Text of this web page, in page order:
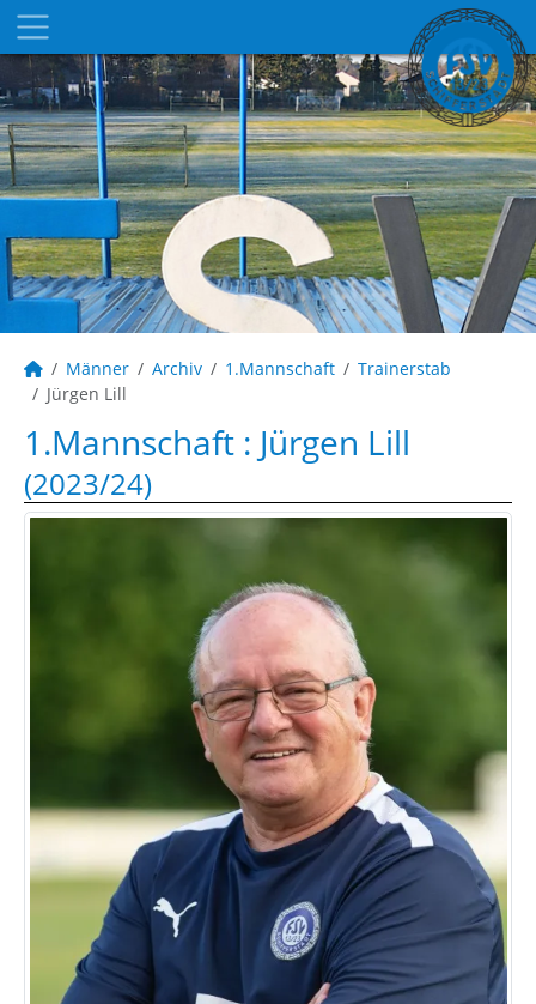
Männer Archiv 1.Mannschaft
Trainerstab
Jürgen Lill
1.Mannschaft : Jürgen Lill
(2023/24)